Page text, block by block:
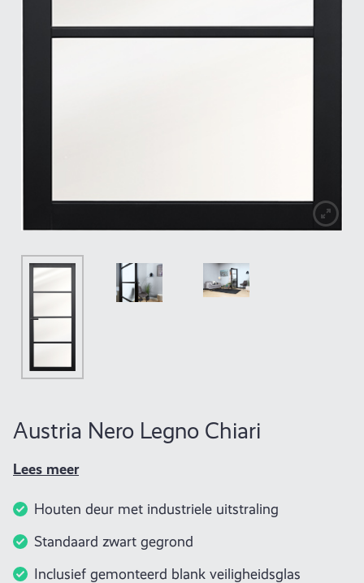
Austria Nero Legno Chiari
Lees meer
Houten deur met industriele uitstraling
Standaard zwart gegrond
Inclusief gemonteerd blank veiligheidsglas